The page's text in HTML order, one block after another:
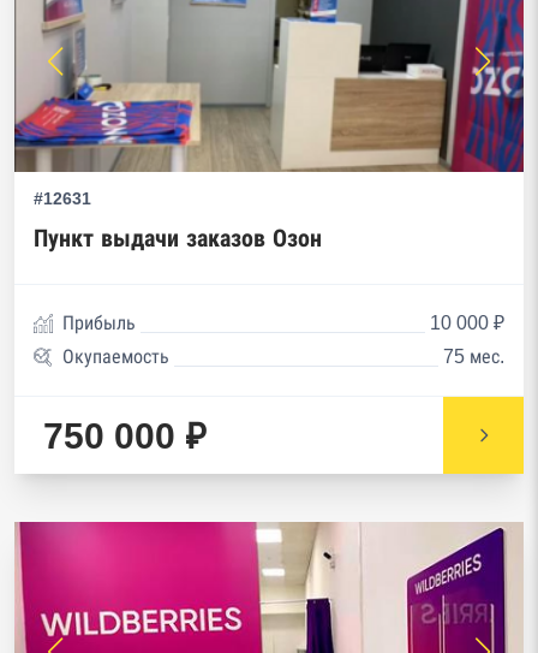
#12631
Пункт выдачи заказов Озон
Прибыль
10 000 ₽
Окупаемость
75 мес.
750 000 ₽